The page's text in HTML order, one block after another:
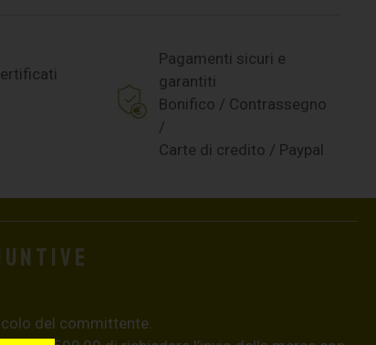
Pagamenti sicuri e
garantiti
Bonifico / Contrassegno
/
Carte di credito / Paypal
del committente.